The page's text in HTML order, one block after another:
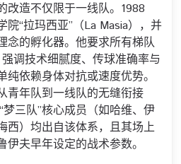
改造不仅限于一线队。1988
“拉玛西亚”（La Masia），并
念的孵化器。他要求所有梯队
调技术细腻度、传球准确率与
依赖身体对抗或速度优势。
青年队到一线队的无缝衔接
三队”核心成员（如哈维、伊
西）均出自该体系，且其场上
夫早年设定的战术参数。